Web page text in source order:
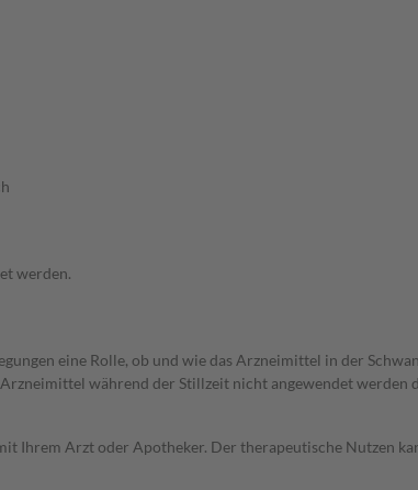
werden.
eine Rolle, ob und wie das Arzneimittel in der
während der Stillzeit nicht angewendet werden
Ihrem Arzt oder Apotheker. Der therapeutische Nutzen